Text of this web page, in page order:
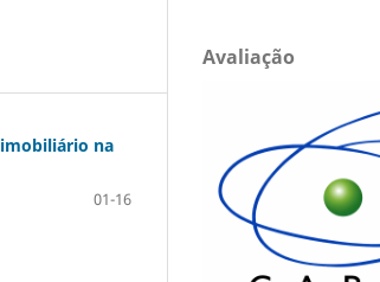
na
01-16
Avaliação